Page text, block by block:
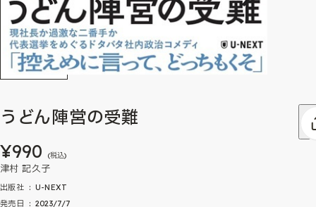
うどん陣営の受難
¥990 (税込)
津村 記久子
出版社 ‏ : ‎ U-NEXT
発売日 ‏ : ‎ 2023/7/7